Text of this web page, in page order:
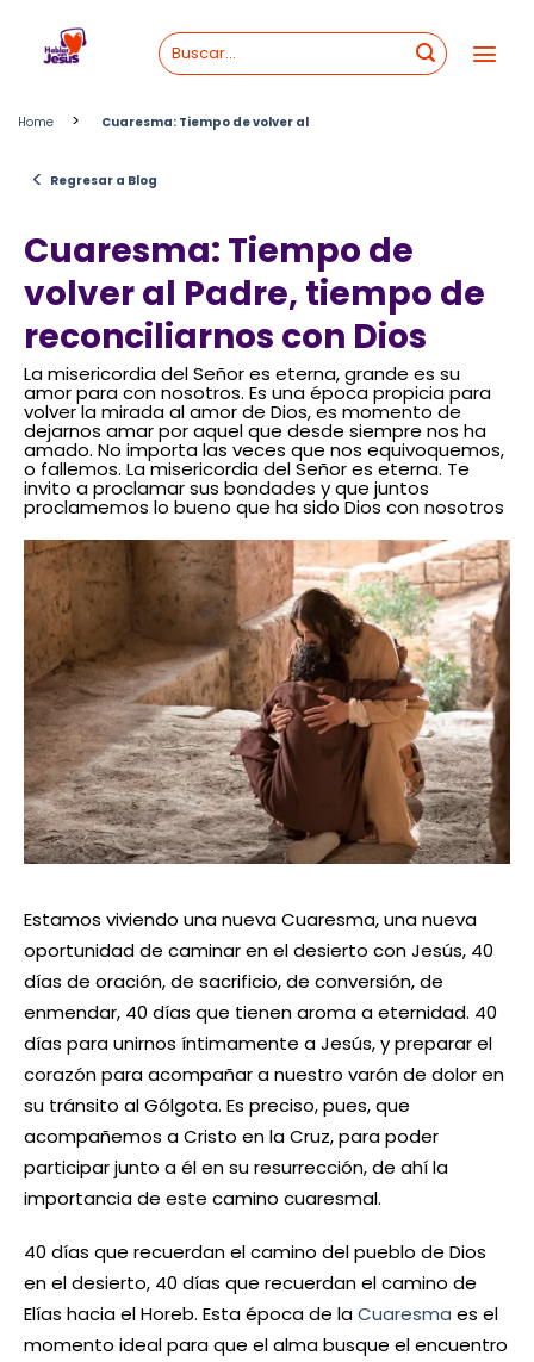
content
Home > Cuaresma: Tiempo de volver al
< Regresar a Blog
Cuaresma: Tiempo de
volver al Padre, tiempo de
reconciliarnos con Dios
La misericordia del Señor es eterna, grande es su
amor para con nosotros. Es una época propicia para
volver la mirada al amor de Dios, es momento de
dejarnos amar por aquel que desde siempre nos ha
amado. No importa las veces que nos equivoquemos,
o fallemos. La misericordia del Señor es eterna. Te
invito a proclamar sus bondades y que juntos
proclamemos lo bueno que ha sido Dios con nosotros
Estamos viviendo una nueva Cuaresma, una nueva
oportunidad de caminar en el desierto con Jesús, 40
días de oración, de sacrificio, de conversión, de
enmendar, 40 días que tienen aroma a eternidad. 40
días para unirnos íntimamente a Jesús, y preparar el
corazón para acompañar a nuestro varón de dolor en
su tránsito al Gólgota. Es preciso, pues, que
acompañemos a Cristo en la Cruz, para poder
participar junto a él en su resurrección, de ahí la
importancia de este camino cuaresmal.
40 días que recuerdan el camino del pueblo de Dios
en el desierto, 40 días que recuerdan el camino de
Elías hacia el Horeb. Esta época de laCuaresma es el
momento ideal para que el alma busque el encuentro